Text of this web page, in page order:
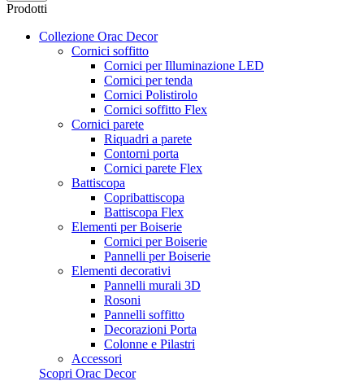
Prodotti
Collezione Orac Decor
Cornici soffitto
Cornici per Illuminazione LED
Cornici per tenda
Cornici Polistirolo
Cornici soffitto Flex
Cornici parete
Riquadri a parete
Contorni porta
Cornici parete Flex
Battiscopa
Copribattiscopa
Battiscopa Flex
Elementi per Boiserie
Cornici per Boiserie
Pannelli per Boiserie
Elementi decorativi
Pannelli murali 3D
Rosoni
Pannelli soffitto
Decorazioni Porta
Colonne e Pilastri
Accessori
Scopri Orac Decor